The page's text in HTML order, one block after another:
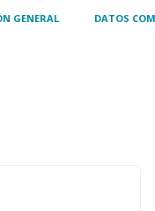
GENERAL DATOS